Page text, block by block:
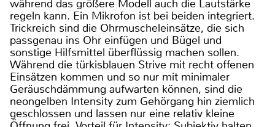
während das größere Modell auch die Lautstärke
regeln kann. Ein Mikrofon ist bei beiden integriert.
Trickreich sind die Ohrmuscheleinsätze, die sich
passgenau ins Ohr einfügen und Bügel und
sonstige Hilfsmittel überflüssig machen sollen.
Während die türkisblauen Strive mit recht offenen
Einsätzen kommen und so nur mit minimaler
Geräuschdämmung aufwarten können, sind die
neongelben Intensity zum Gehörgang hin ziemlich
geschlossen und lassen nur eine relativ kleine